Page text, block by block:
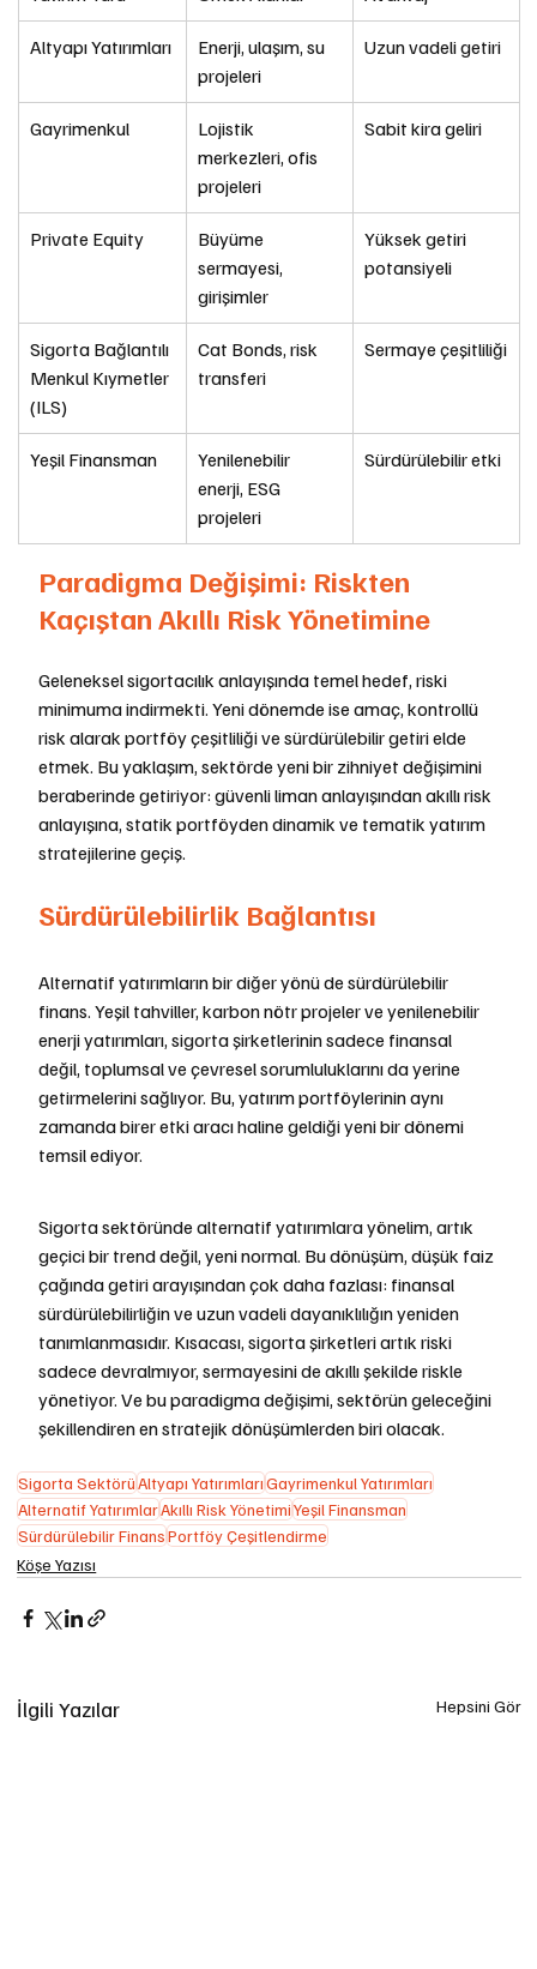
Altyapı Yatırımları
Enerji, ulaşım, su
projeleri
Uzun vadeli getiri
Gayrimenkul
Lojistik
merkezleri, ofis
projeleri
Sabit kira geliri
Private Equity
Büyüme
sermayesi,
girişimler
Yüksek getiri
potansiyeli
Sigorta Bağlantılı
Menkul Kıymetler
(ILS)
Cat Bonds, risk
transferi
Sermaye çeşitliliği
Yeşil Finansman
Yenilenebilir
enerji, ESG
projeleri
Sürdürülebilir etki
Paradigma Değişimi: Riskten
Kaçıştan Akıllı Risk Yönetimine
Geleneksel sigortacılık anlayışında temel hedef, riski
minimuma indirmekti. Yeni dönemde ise amaç, kontrollü
risk alarak portföy çeşitliliği ve sürdürülebilir getiri elde
etmek. Bu yaklaşım, sektörde yeni bir zihniyet değişimini
beraberinde getiriyor: güvenli liman anlayışından akıllı risk
anlayışına, statik portföyden dinamik ve tematik yatırım
stratejilerine geçiş.
Sürdürülebilirlik Bağlantısı
Alternatif yatırımların bir diğer yönü de sürdürülebilir
finans. Yeşil tahviller, karbon nötr projeler ve yenilenebilir
enerji yatırımları, sigorta şirketlerinin sadece finansal
değil, toplumsal ve çevresel sorumluluklarını da yerine
getirmelerini sağlıyor. Bu, yatırım portföylerinin aynı
zamanda birer etki aracı haline geldiği yeni bir dönemi
temsil ediyor.
Sigorta sektöründe alternatif yatırımlara yönelim, artık
geçici bir trend değil, yeni normal. Bu dönüşüm, düşük faiz
çağında getiri arayışından çok daha fazlası: finansal
sürdürülebilirliğin ve uzun vadeli dayanıklılığın yeniden
tanımlanmasıdır. Kısacası, sigorta şirketleri artık riski
sadece devralmıyor, sermayesini de akıllı şekilde riskle
yönetiyor. Ve bu paradigma değişimi, sektörün geleceğini
şekillendiren en stratejik dönüşümlerden biri olacak.
Sigorta SektörüAltyapı YatırımlarıGayrimenkul Yatırımları
Alternatif YatırımlarAkıllı Risk YönetimiYeşil Finansman
Sürdürülebilir FinansPortföy Çeşitlendirme
Köşe Yazısı
İlgili Yazılar Hepsini Gör